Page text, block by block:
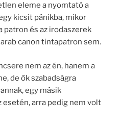
eleme a nyomtató a
kicsit pánikba, mikor
patron és az irodaszerek
canon tintapatron sem.
nem az én, hanem a
de ők szabadságra
egy másik
arra pedig nem volt